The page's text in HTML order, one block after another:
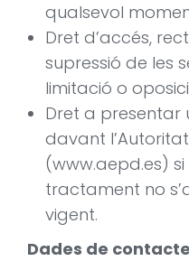
qualsevol
Dret d’accés,
supressió de les
limitació o
Dret a presentar
davant
(www.aepd.es)
tractament no
vigent.
Dades de